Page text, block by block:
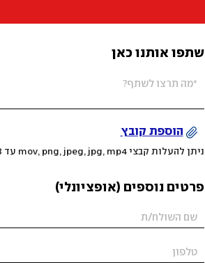
שתפו אותנו כאן
הוספת קובץ
ניתן להעלות קבצי mov, png, jpeg, jpg, mp4 עד 200MB
פרטים נוספים (אופציונלי)